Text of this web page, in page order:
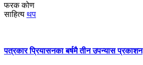
फरक कोण
साहित्य थप
पत्रकार प्रियासनका बर्षमै तीन उपन्यास प्रकाशन